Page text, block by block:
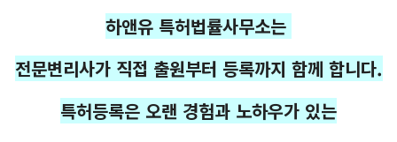
하앤유 특허법률사무소는
전문변리사가 직접 출원부터 등록까지 함께 합니다.
특허등록은 오랜 경험과 노하우가 있는